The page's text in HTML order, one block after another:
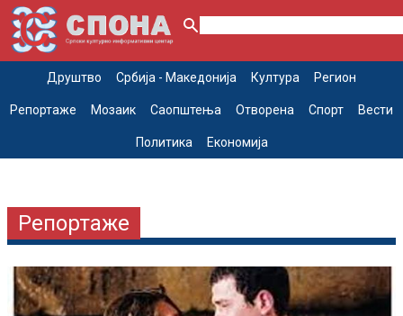
Друштво Србија - Македонија Култура Регион
Репортаже Мозаик Саопштења Отворена Спорт Вести
Политика Економија
Репортаже